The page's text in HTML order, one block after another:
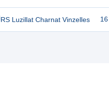
RS Luzillat Charnat Vinzelles 16